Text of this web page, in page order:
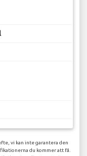
vi kan inte garantera den
du kommer att få.